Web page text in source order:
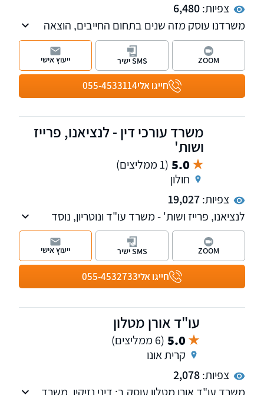
צפיות:6,480
משרדנו עוסק מזה שנים בתחום החייבים, הוצאה
לפועל, הסדרי חוב וחדלות פירעון (פשיטת רגל).
כמו כן משרדנו נותן שירות בתחום נזיקין, המשפט
האזרחי והליכי גישור. נשמח לקבוע פגישת ייעוץ
במשרדנו
חייגו אלי055-4533114
ZOOM SMS ישיר ייעוץ אישי
משרד עורכי דין - לנציאנו, פרייז
ושות'
5.0 (1 ממליצים)
חולון
צפיות:19,027
לנציאנו, פרייז ושות' - משרד עו"ד ונוטריון, נוסד
ב-2003 וצבר ותק וניסיון רב בתחום הרשלנות
הרפואית, נזקי גוף ותאונות ובדיני הביטוח הלאומי.
בנוסף ניתן שירות בתחומים צוואות, ירושות וייפוי כוח
מתמשך. סניפים בחולון ובחיפה.
חייגו אלי055-4532733
ZOOM SMS ישיר ייעוץ אישי
עו"ד אורן מטלון
5.0 (6 ממליצים)
קרית אונו
צפיות:2,078